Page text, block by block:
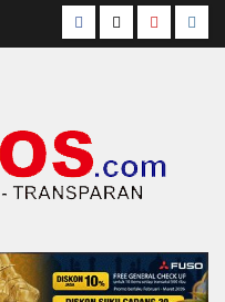
Facebook
TwitterYoutube